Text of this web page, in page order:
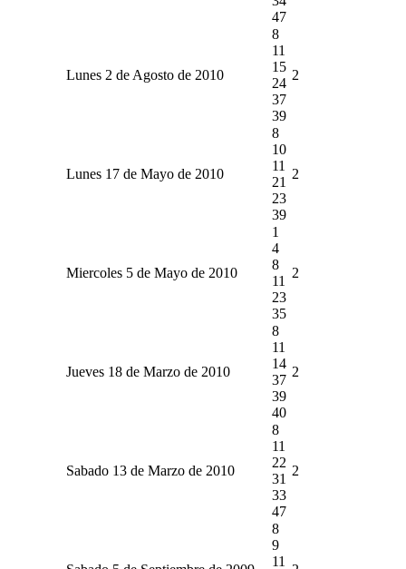
47
Lunes 2 de Agosto de 2010
8
11
15
24
37
39
2
Lunes 17 de Mayo de 2010
8
10
11
21
23
39
2
Miercoles 5 de Mayo de 2010
1
4
8
11
23
35
2
Jueves 18 de Marzo de 2010
8
11
14
37
39
40
2
Sabado 13 de Marzo de 2010
8
11
22
31
33
47
2
8
9
11